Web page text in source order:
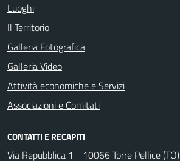
Luoghi
Il Territorio
Galleria Fotografica
Galleria Video
Attività economiche e Servizi
Associazioni e Comitati
CONTATTI E RECAPITI
Via Repubblica 1 - 10066 Torre Pellice (TO)